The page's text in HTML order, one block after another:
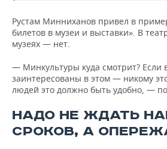
Рустам Минниханов привел в
билетов в музеи и выставки». В
музеях — нет.
— Минкультуры куда смотрит? Если
заинтересованы в этом — никому
людей это должно быть удобно, —
НАДО НЕ ЖДАТЬ
СРОКОВ, А